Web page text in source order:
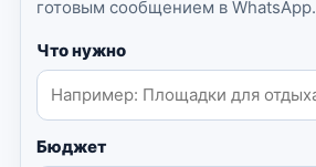
готовым сообщением в WhatsApp.
Что нужно
Бюджет